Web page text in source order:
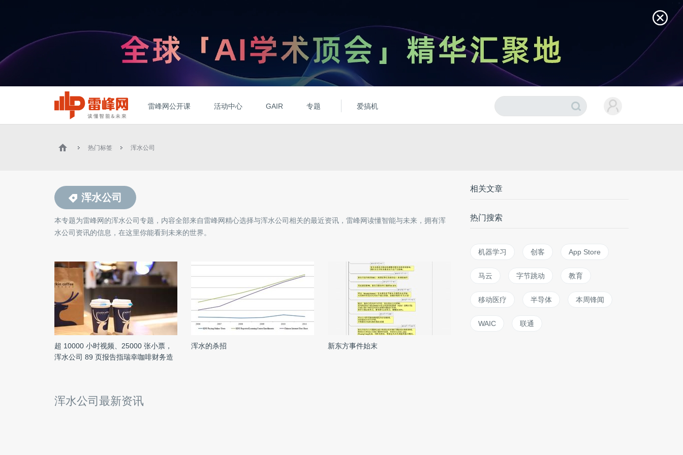
雷峰网公开课 活动中心 GAIR 专题 爱搞机
热门标签 浑水公司
浑水公司
本专题为雷峰网的浑水公司专题，内容全部来自雷峰网精心选择与浑水公司相关的最近资讯，雷峰网读懂智能与未来，拥有浑
水公司 资讯的信息，在这里你能看到未来的世界。
超 10000 小时视频、25000 张小票，
浑水公司 89 页报告指瑞幸咖啡财务造
浑水的杀招 新东方事件始末
浑水公司最新资讯
相关文章
热门搜索
机器学习 创客 App Store
马云 字节跳动 教育
移动医疗 半导体 本周锋闻
WAIC 联通